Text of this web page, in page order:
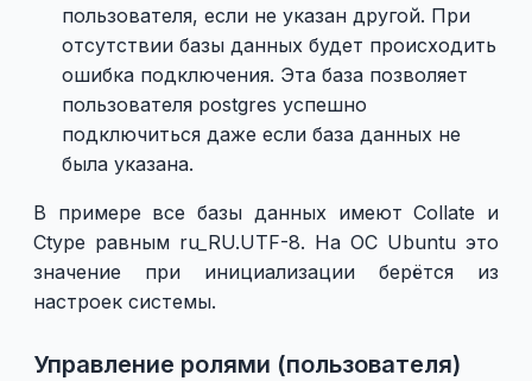
пользователя, если не указан другой. При
отсутствии базы данных будет происходить
ошибка подключения. Эта база позволяет
пользователя postgres успешно
подключиться даже если база данных не
была указана.
В примере все базы данных имеют Collate и
Ctype равным ru_RU.UTF-8. На ОС Ubuntu это
значение при инициализации берётся из
настроек системы.
Управление ролями (пользователя)